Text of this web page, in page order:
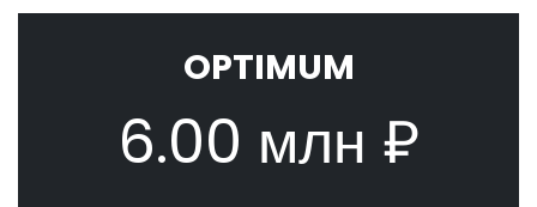
OPTIMUM
6.00 млн ₽